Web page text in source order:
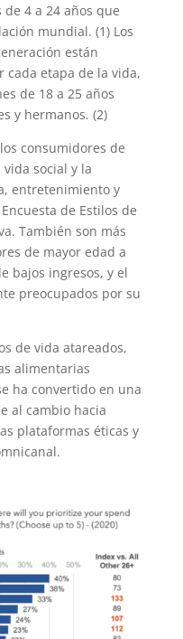
4 a 24 años que
mundial. (1) Los
están
etapa de la vida,
de 18 a 25 años
y hermanos. (2)
consumidores de
social y la
entretenimiento y
de Estilos de
También son más
de mayor edad a
bajos ingresos, y el
preocupados por su
de vida atareados,
alimentarias
ha convertido en una
al cambio hacia
plataformas éticas y